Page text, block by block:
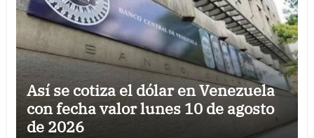
Así se cotiza el dólar en Venezuela
con fecha valor lunes 10 de agosto
de 2026